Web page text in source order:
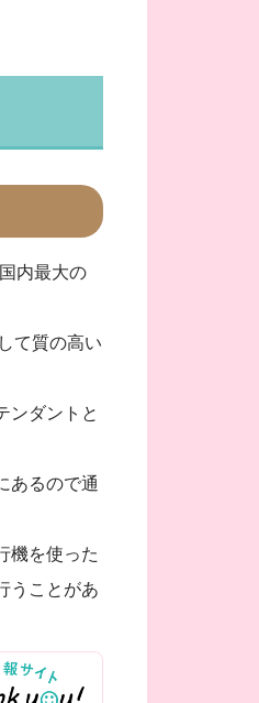
内最大の
て質の高い
ンダントと
あるので通
機を使った
うことがあ